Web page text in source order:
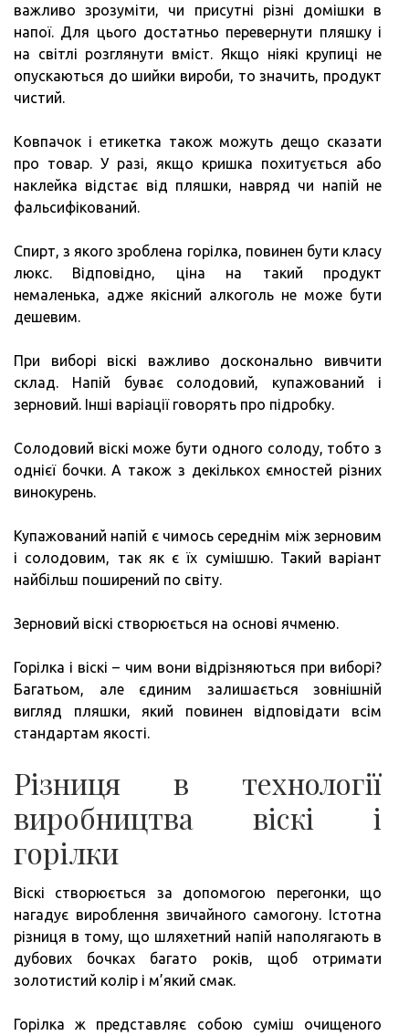
важливо зрозуміти, чи присутні різні домішки в
напої. Для цього достатньо перевернути пляшку і
на світлі розглянути вміст. Якщо ніякі крупиці не
опускаються до шийки вироби, то значить, продукт
чистий.
Ковпачок і етикетка також можуть дещо сказати
про товар. У разі, якщо кришка похитується або
наклейка відстає від пляшки, навряд чи напій не
фальсифікований.
Спирт, з якого зроблена горілка, повинен бути класу
люкс. Відповідно, ціна на такий продукт
немаленька, адже якісний алкоголь не може бути
дешевим.
При виборі віскі важливо досконально вивчити
склад. Напій буває солодовий, купажований і
зерновий. Інші варіації говорять про підробку.
Солодовий віскі може бути одного солоду, тобто з
однієї бочки. А також з декількох ємностей різних
винокурень.
Купажований напій є чимось середнім між зерновим
і солодовим, так як є їх сумішшю. Такий варіант
найбільш поширений по світу.
Зерновий віскі створюється на основі ячменю.
Горілка і віскі – чим вони відрізняються при виборі?
Багатьом, але єдиним залишається зовнішній
вигляд пляшки, який повинен відповідати всім
стандартам якості.
Різниця в технології
виробництва віскі і
горілки
Віскі створюється за допомогою перегонки, що
нагадує вироблення звичайного самогону. Істотна
різниця в тому, що шляхетний напій наполягають в
дубових бочках багато років, щоб отримати
золотистий колір і м’який смак.
Горілка ж представляє собою суміш очищеного